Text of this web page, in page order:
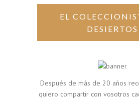
EL
DESIERTOS
Después de más de 20 años
quiero compartir con vosotros